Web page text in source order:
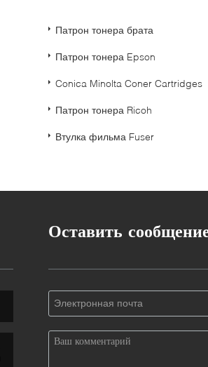
Патрон тонера брата
Патрон тонера Epson
Conica Minolta Coner Cartridges
Патрон тонера Ricoh
Втулка фильма Fuser
Оставить